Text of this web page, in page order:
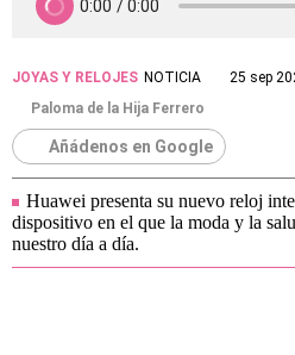
JOYAS Y RELOJES NOTICIA
25 sep
Paloma de la Hija Ferrero
Añádenos en Google
Huawei presenta su nuevo reloj
dispositivo en el que la moda y la
nuestro día a día.